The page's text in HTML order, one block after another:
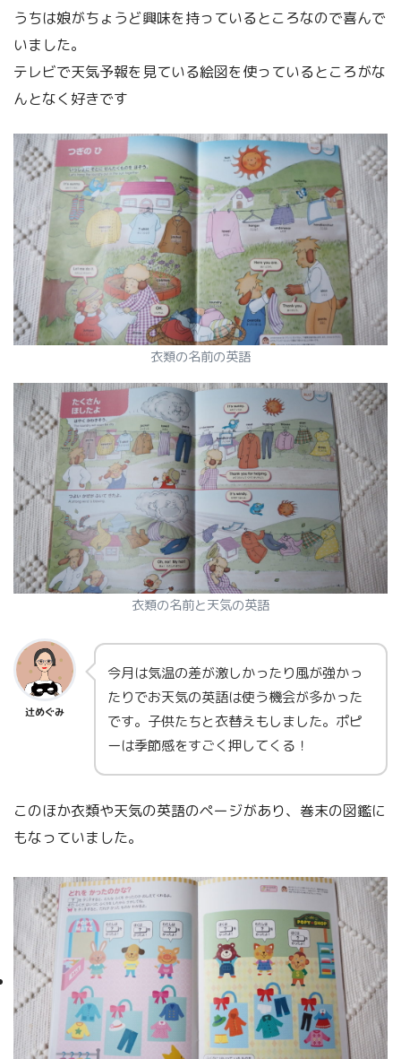
うちは娘がちょうど興味を持っているところなので喜んで
いました。
テレビで天気予報を見ている絵図を使っているところがな
んとなく好きです
衣類の名前の英語
衣類の名前と天気の英語
辻めぐみ
今月は気温の差が激しかったり風が強かっ
たりでお天気の英語は使う機会が多かった
です。子供たちと衣替えもしました。ポピ
ーは季節感をすごく押してくる！
このほか衣類や天気の英語のページがあり、巻末の図鑑に
もなっていました。